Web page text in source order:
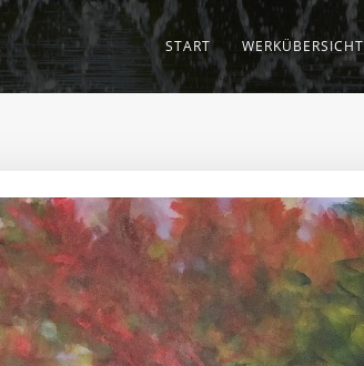
START WERKÜBERSICHT